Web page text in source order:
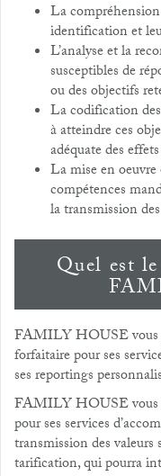
La
identification et
L’analyse et la
susceptibles de
ou des objectifs
La codification
à atteindre ces
adéquate des
La mise en
compétences
la transmission
Quel est
FAMILY HOUSE vous
forfaitaire pour ses
ses reportings
FAMILY HOUSE vous
pour ses services
transmission des
tarification, qui pourra